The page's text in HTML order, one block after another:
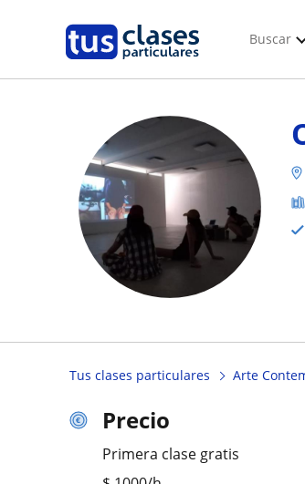
Buscar
Tus clases particulares Arte
Precio
Primera clase gratis